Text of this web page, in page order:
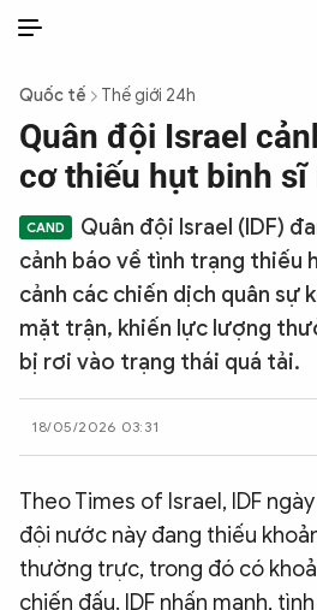
THỜI SỰ
CHỐNG DIỄN BIẾN HÒA BÌNH
CÔNG AN TRONG LÒNG DÂN
XÃ HỘI
PHÁP LUẬT
CÔNG NGHỆ
QUỐC TẾ
Quốc tế Thế giới 24h
Quân đội Israel
cơ thiếu hụt binh
Quân đội Israel (IDF)
cảnh báo về tình trạng thiếu
cảnh các chiến dịch quân sự
mặt trận, khiến lực lượng
bị rơi vào trạng thái quá tải.
18/05/2026 03:31
Theo Times of Israel, IDF
đội nước này đang thiếu
thường trực, trong đó có
chiến đấu. IDF nhấn mạnh,